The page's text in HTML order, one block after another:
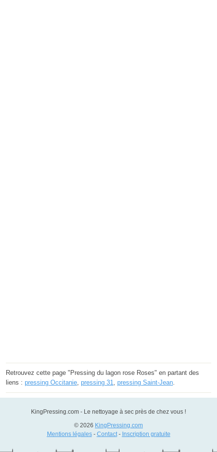
Retrouvez cette page "Pressing du lagon rose Roses" en partant des
liens : pressing Occitanie, pressing 31, pressing Saint-Jean.
KingPressing.com - Le nettoyage à sec près de chez vous !
© 2026 KingPressing.com
Mentions légales- Contact- Inscription gratuite